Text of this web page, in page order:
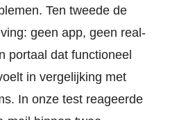
Ten tweede de
geen app, geen real-
portaal dat functioneel
in vergelijking met
In onze test reageerde